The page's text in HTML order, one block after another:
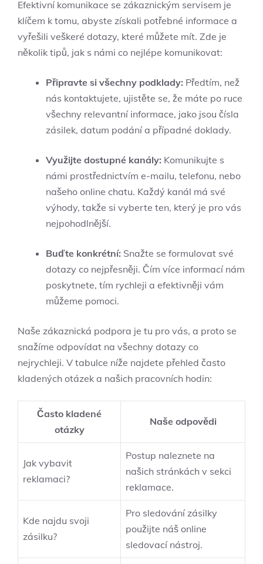
Efektivní komunikace se zákaznickým servisem je
klíčem k tomu, abyste získali potřebné informace a
vyřešili veškeré dotazy, které můžete mít. Zde je
několik tipů, jak s námi co nejlépe komunikovat:
Připravte si všechny podklady: Předtím, než
nás kontaktujete, ujistěte se, že máte po ruce
všechny relevantní informace, jako jsou čísla
zásilek, datum podání a případné doklady.
Využijte dostupné kanály: Komunikujte s
námi prostřednictvím e-mailu, telefonu, nebo
našeho online chatu. Každý kanál má své
výhody, takže si vyberte ten, který je pro vás
nejpohodlnější.
Buďte konkrétní: Snažte se formulovat své
dotazy co nejpřesněji. Čím více informací nám
poskytnete, tím rychleji a efektivněji vám
můžeme pomoci.
Naše zákaznická podpora je tu pro vás, a proto se
snažíme odpovídat na všechny dotazy co
nejrychleji. V tabulce níže najdete přehled často
kladených otázek a našich pracovních hodin:
Často kladené
otázky
Naše odpovědi
Jak vybavit
reklamaci?
Postup naleznete na
našich stránkách v sekci
reklamace.
Kde najdu svoji
zásilku?
Pro sledování zásilky
použijte náš online
sledovací nástroj.